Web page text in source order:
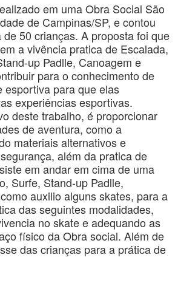
em uma Obra Social São
de Campinas/SP, e contou
50 crianças. A proposta foi que
a vivência pratica de Escalada,
up Padlle, Canoagem e
para o conhecimento de
esportiva para que elas
experiências esportivas.
deste trabalho, é proporcionar
de aventura, como a
materiais alternativos e
além da pratica de
em andar em cima de uma
Surfe, Stand-up Padlle,
auxilio alguns skates, para a
das seguintes modalidades,
no skate e adequando as
físico da Obra social. Além de
das crianças para a prática de